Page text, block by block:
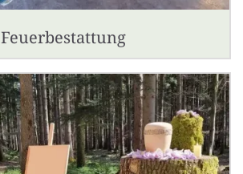
Feuerbestattung